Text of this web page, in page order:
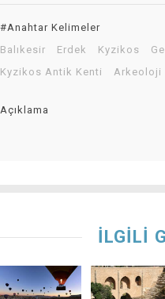
#Anahtar Kelimeler
Balıkesir
Erdek Kyzikos
Kyzikos Antik Kenti
Arkeoloji
Açıklama
İLGİLİ